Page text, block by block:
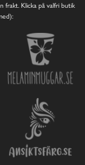
frakt. Klicka på valfri butik